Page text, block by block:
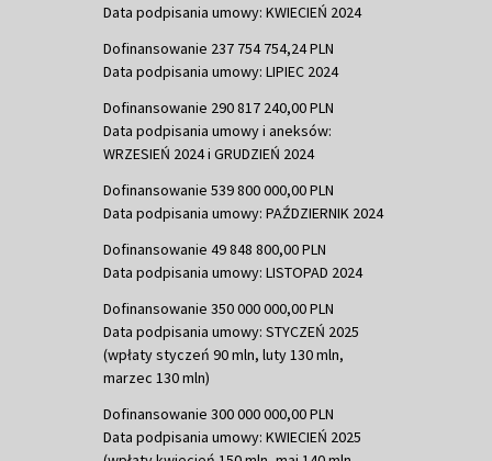
Data podpisania umowy: KWIECIEŃ 2024
Dofinansowanie 237 754 754,24 PLN
Data podpisania umowy: LIPIEC 2024
Dofinansowanie 290 817 240,00 PLN
Data podpisania umowy i aneksów:
WRZESIEŃ 2024 i GRUDZIEŃ 2024
Dofinansowanie 539 800 000,00 PLN
Data podpisania umowy: PAŹDZIERNIK 2024
Dofinansowanie 49 848 800,00 PLN
Data podpisania umowy: LISTOPAD 2024
Dofinansowanie 350 000 000,00 PLN
Data podpisania umowy: STYCZEŃ 2025
(wpłaty styczeń 90 mln, luty 130 mln,
marzec 130 mln)
Dofinansowanie 300 000 000,00 PLN
Data podpisania umowy: KWIECIEŃ 2025